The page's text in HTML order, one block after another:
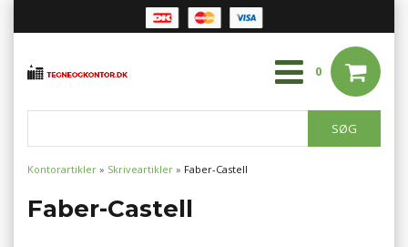
0
Kontorartikler » Skriveartikler » Faber-Castell
Faber-Castell